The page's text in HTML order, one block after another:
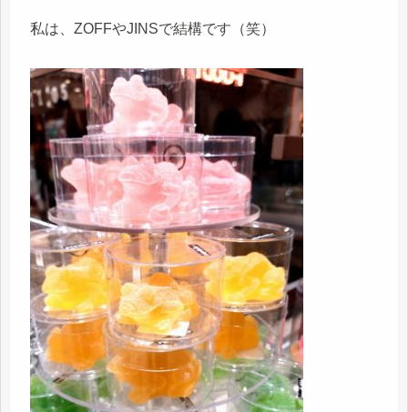
私は、ZOFFやJINSで結構です（笑）